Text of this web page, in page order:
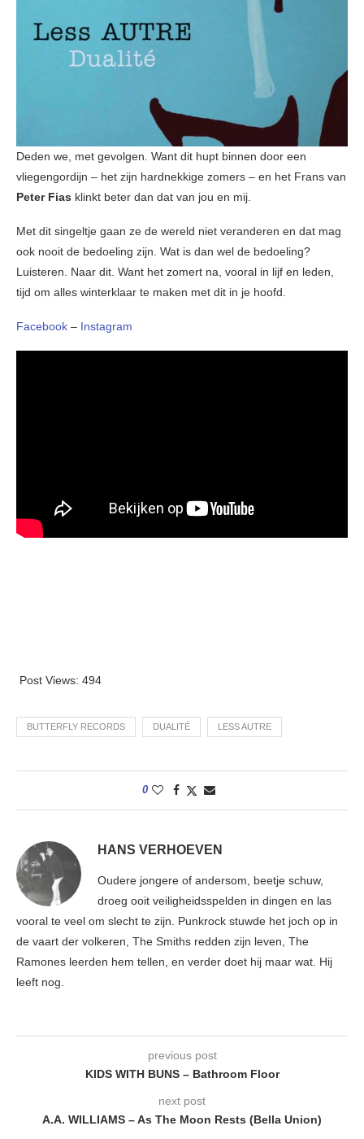
Deden we, met gevolgen. Want dit hupt binnen door een
vliegengordijn – het zijn hardnekkige zomers – en het Frans van
Peter Fias klinkt beter dan dat van jou en mij.
Met dit singeltje gaan ze de wereld niet veranderen en dat mag
ook nooit de bedoeling zijn. Wat is dan wel de bedoeling?
Luisteren. Naar dit. Want het zomert na, vooral in lijf en leden,
tijd om alles winterklaar te maken met dit in je hoofd.
Facebook – Instagram
Post Views: 494
BUTTERFLY RECORDS DUALITÉ LESS AUTRE
0
HANS VERHOEVEN
Oudere jongere of andersom, beetje schuw,
droeg ooit veiligheidsspelden in dingen en las
vooral te veel om slecht te zijn. Punkrock stuwde het joch op in
de vaart der volkeren, The Smiths redden zijn leven, The
Ramones leerden hem tellen, en verder doet hij maar wat. Hij
leeft nog.
previous post
KIDS WITH BUNS – Bathroom Floor
next post
A.A. WILLIAMS – As The Moon Rests (Bella Union)